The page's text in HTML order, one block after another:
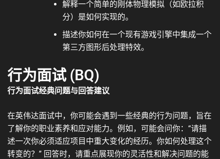
解释一个简单的刚体物理模拟（如欧拉积
分）是如何实现的。
描述你如何在一个现有游戏引擎中集成一个
第三方图形后处理特效。
行为面试 (BQ)
行为面试经典问题与回答建议
在英伟达面试中，你可能会遇到一些经典的行为问题，旨在
了解你的职业素养和应对能力。例如，可能会问你：“请描
述一次你必须适应项目中重大变化的经历。你如何处理这个
转变的？” 回答时，请重点展现你的灵活性和解决问题的能